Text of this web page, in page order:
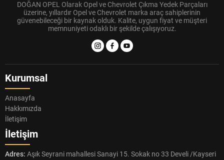
DOĞAN OPEL Olarak Opel ve Chevrolet Çıkma Yedek Parçaları
üzerine, yıllardır Opel ve Chevrolet marka araç sahiplerinin
güvenebileceği bir kaynak olduk. Kalite, uygun fiyat ve müşteri
memnuniyeti odaklı bir şekilde çalışıyoruz.
Kurumsal
Anasayfa
Hakkımızda
İletişim
İletişim
Adres: Aşık Seyrani mahallesi Sanayi 15. Sokak no 33 Develi /Kayseri